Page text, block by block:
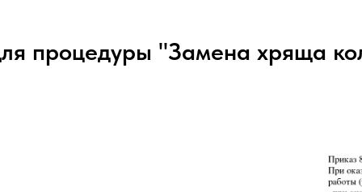
процедуры "Замена хряща